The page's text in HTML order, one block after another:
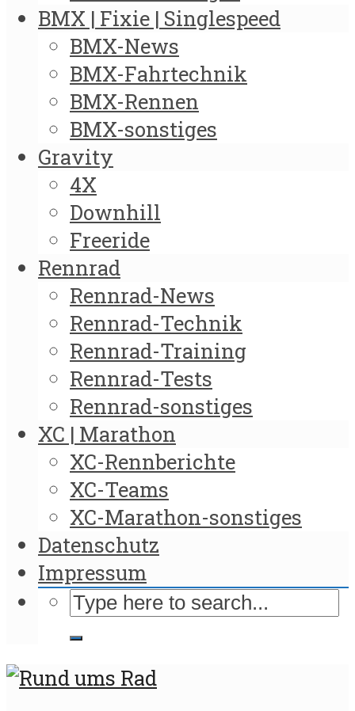
BMX | Fixie | Singlespeed
BMX-News
BMX-Fahrtechnik
BMX-Rennen
BMX-sonstiges
Gravity
4X
Downhill
Freeride
Rennrad
Rennrad-News
Rennrad-Technik
Rennrad-Training
Rennrad-Tests
Rennrad-sonstiges
XC | Marathon
XC-Rennberichte
XC-Teams
XC-Marathon-sonstiges
Datenschutz
Impressum